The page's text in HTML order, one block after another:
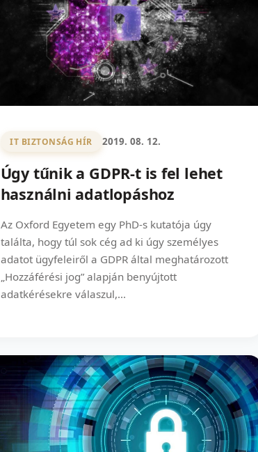
IT BIZTONSÁG HÍR 2019. 08. 12.
Úgy tűnik a GDPR-t is fel lehet
használni adatlopáshoz
Az Oxford Egyetem egy PhD-s kutatója úgy
találta, hogy túl sok cég ad ki úgy személyes
adatot ügyfeleiről a GDPR által meghatározott
„Hozzáférési jog” alapján benyújtott
adatkérésekre válaszul,...